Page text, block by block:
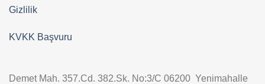
Gizlilik
KVKK Başvuru
Demet Mah. 357.Cd. 382.Sk. No:3/C 06200 Yenimahalle